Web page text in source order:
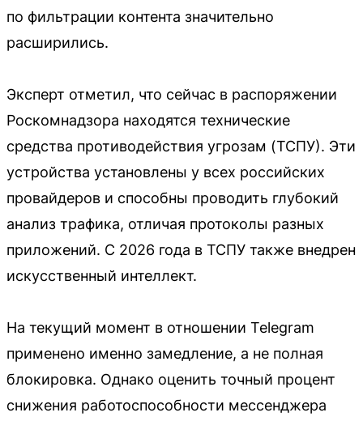
по фильтрации контента значительно
расширились.
Эксперт отметил, что сейчас в распоряжении
Роскомнадзора находятся технические
средства противодействия угрозам (ТСПУ). Эти
устройства установлены у всех российских
провайдеров и способны проводить глубокий
анализ трафика, отличая протоколы разных
приложений. С 2026 года в ТСПУ также внедрен
искусственный интеллект.
На текущий момент в отношении Telegram
применено именно замедление, а не полная
блокировка. Однако оценить точный процент
снижения работоспособности мессенджера